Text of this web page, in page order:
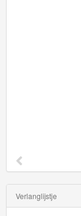
Verlanglijstje